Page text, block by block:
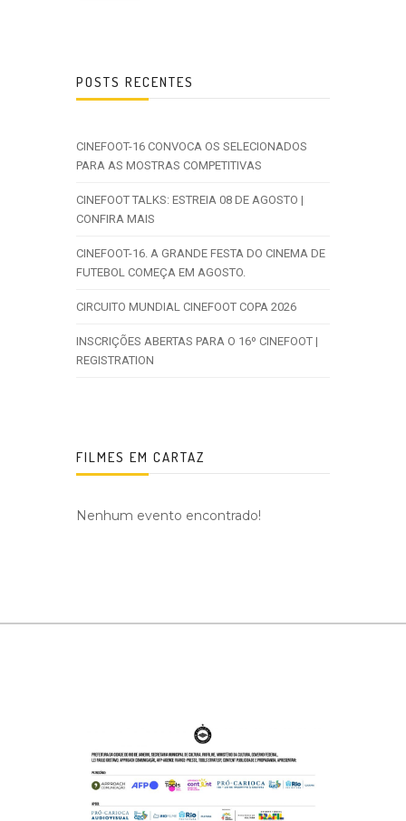
POSTS RECENTES
CINEFOOT-16 CONVOCA OS SELECIONADOS
PARA AS MOSTRAS COMPETITIVAS
CINEFOOT TALKS: ESTREIA 08 DE AGOSTO |
CONFIRA MAIS
CINEFOOT-16. A GRANDE FESTA DO CINEMA DE
FUTEBOL COMEÇA EM AGOSTO.
CIRCUITO MUNDIAL CINEFOOT COPA 2026
INSCRIÇÕES ABERTAS PARA O 16º CINEFOOT |
REGISTRATION
FILMES EM CARTAZ
Nenhum evento encontrado!